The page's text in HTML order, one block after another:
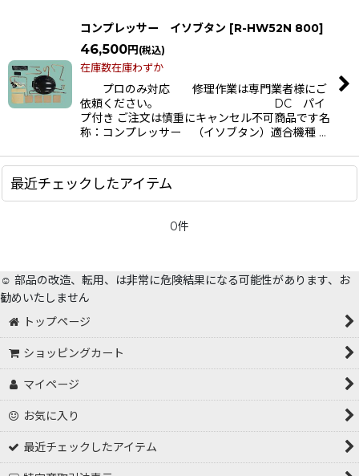
並び順:
絞り込む
コンプレッサー イソブタン [R-HW52N 800]
46,500円 (税込)
在庫数在庫わずか
プロのみ対応 修理作業は専門業者様にご
依頼ください。 DC パイ
プ付き ご注文は慎重にキャンセル不可商品です名
称：コンプレッサー （イソブタン）適合機種 …
最近チェックしたアイテム
0件
☺️ 部品の改造、転用、は非常に危険結果になる可能性があります、お
勧めいたしません
トップページ
ショッピングカート
マイページ
お気に入り
最近チェックしたアイテム